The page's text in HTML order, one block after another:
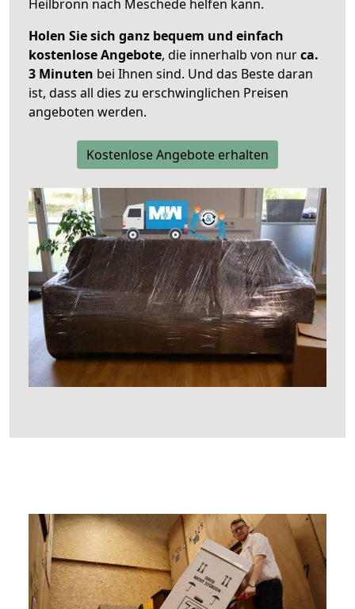
Heilbronn nach Meschede helfen kann.
Holen Sie sich ganz bequem und einfach
kostenlose Angebote, die innerhalb von nurca.
3 Minuten bei Ihnen sind. Und das Beste daran
ist, dass all dies zu erschwinglichen Preisen
angeboten werden.
Kostenlose Angebote erhalten